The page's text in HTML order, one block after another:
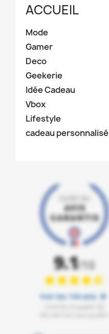
ACCUEIL
Mode
Gamer
Deco
Geekerie
Idée Cadeau
Vbox
Lifestyle
cadeau personnalisé